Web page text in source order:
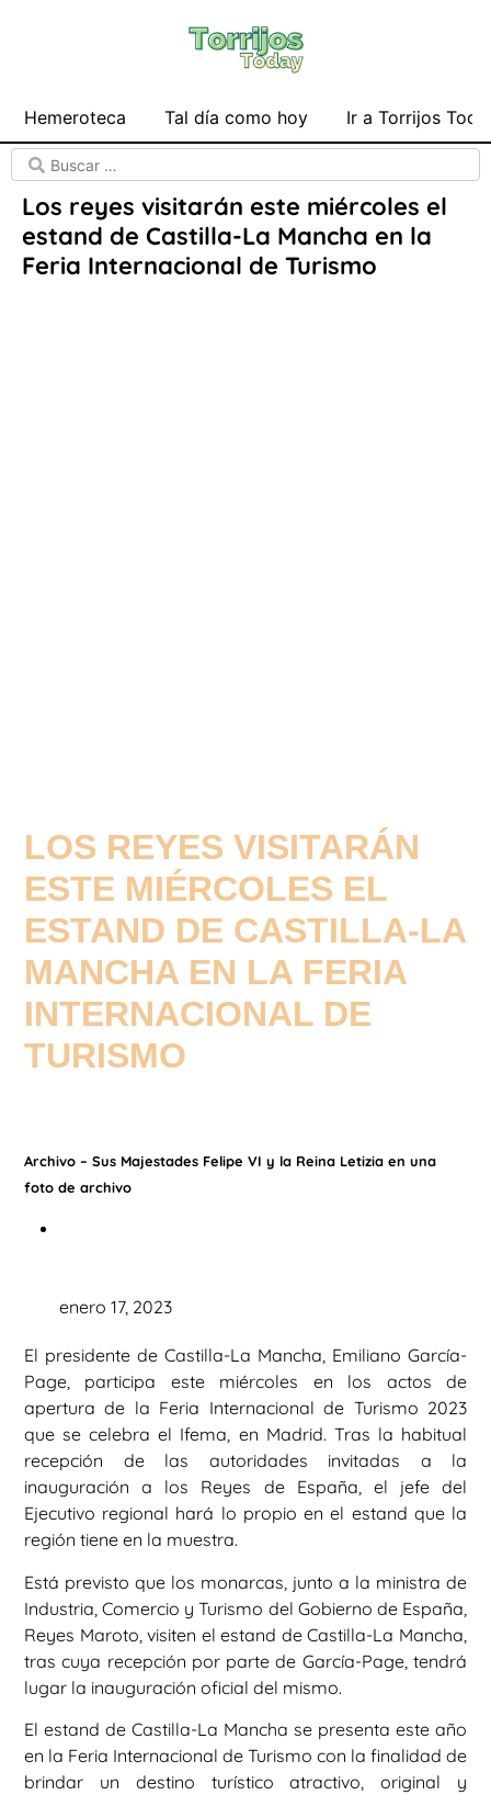
Hemeroteca Tal día como hoy Ir a Torrijos
Los reyes visitarán este miércoles el
estand de Castilla-La Mancha en la
Feria Internacional de Turismo
LOS REYES VISITARÁN
ESTE MIÉRCOLES EL
ESTAND DE CASTILLA-LA
MANCHA EN LA FERIA
INTERNACIONAL DE
TURISMO
Archivo – Sus Majestades Felipe VI y la Reina Letizia en una
foto de archivo
enero 17, 2023
El presidente de Castilla-La Mancha, Emiliano García-
Page, participa este miércoles en los actos de
apertura de la Feria Internacional de Turismo 2023
que se celebra el Ifema, en Madrid. Tras la habitual
recepción de las autoridades invitadas a la
inauguración a los Reyes de España, el jefe del
Ejecutivo regional hará lo propio en el estand que la
región tiene en la muestra.
Está previsto que los monarcas, junto a la ministra de
Industria, Comercio y Turismo del Gobierno de España,
Reyes Maroto, visiten el estand de Castilla-La Mancha,
tras cuya recepción por parte de García-Page, tendrá
lugar la inauguración oficial del mismo.
El estand de Castilla-La Mancha se presenta este año
en la Feria Internacional de Turismo con la finalidad de
brindar un destino turístico atractivo, original y